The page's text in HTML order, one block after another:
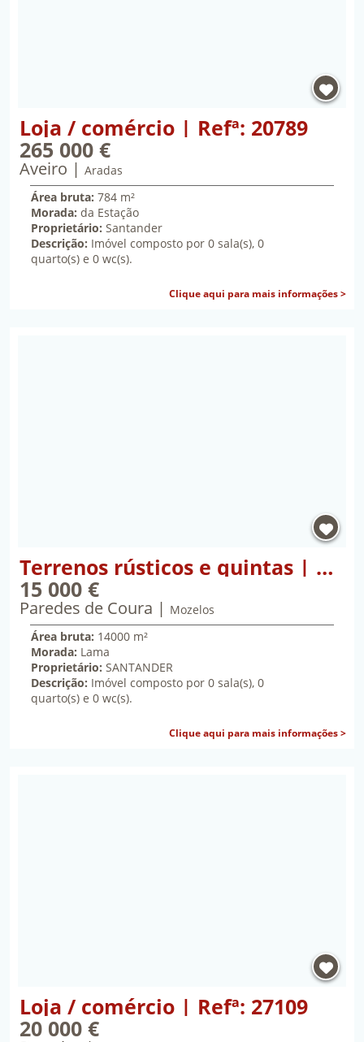
Propriedade Loja / comércio | Refª: 20789 |
Loja / comércio | Refª: 20789
265 000 €
duzentos e sessenta e cinco mil euros
Aveiro
Aradas
Área bruta: 784 m²
Morada: da Estação
Proprietário: Santander
Descrição: Imóvel composto por 0 sala(s), 0
quarto(s) e 0 wc(s).
Clique aqui para mais informações >
Propriedade Terrenos rústicos e quintas | Refª:
Terrenos rústicos e quintas | Refª: 27146
15 000 €
quinze mil euros
Paredes de Coura
Mozelos
Área bruta: 14000 m²
Morada: Lama
Proprietário: SANTANDER
Descrição: Imóvel composto por 0 sala(s), 0
quarto(s) e 0 wc(s).
Clique aqui para mais informações >
Propriedade Loja / comércio | Refª: 27109 |
Loja / comércio | Refª: 27109
20 000 €